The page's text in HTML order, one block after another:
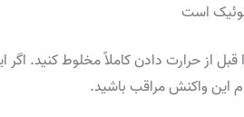
است
از حرارت دادن کاملاً مخلوط کنید. اگر
این واکنش مراقب باشید.